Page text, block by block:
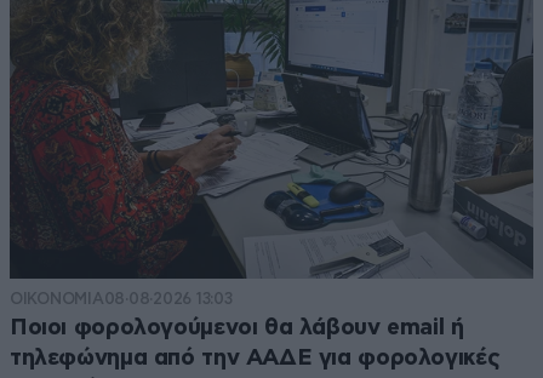
ΟΙΚΟΝΟΜΙΑ08·08·2026 13:03
Ποιοι φορολογούμενοι θα λάβουν email ή
τηλεφώνημα από την ΑΑΔΕ για φορολογικές